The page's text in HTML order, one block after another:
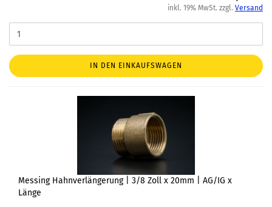
inkl. 19% MwSt. zzgl. Versand
IN DEN EINKAUFSWAGEN
Messing Hahnverlängerung | 3/8 Zoll x 20mm | AG/IG x
Länge